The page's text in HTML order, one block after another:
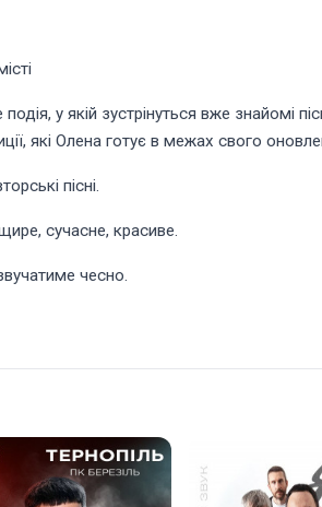
у якій зустрінуться вже знайомі
які Олена готує в межах свого
пісні.
сучасне, красиве.
чесно.